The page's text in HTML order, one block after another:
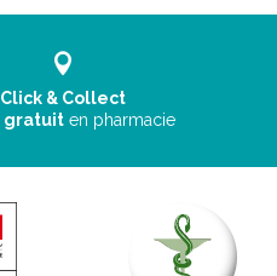
Click & Collect
gratuit en pharmacie